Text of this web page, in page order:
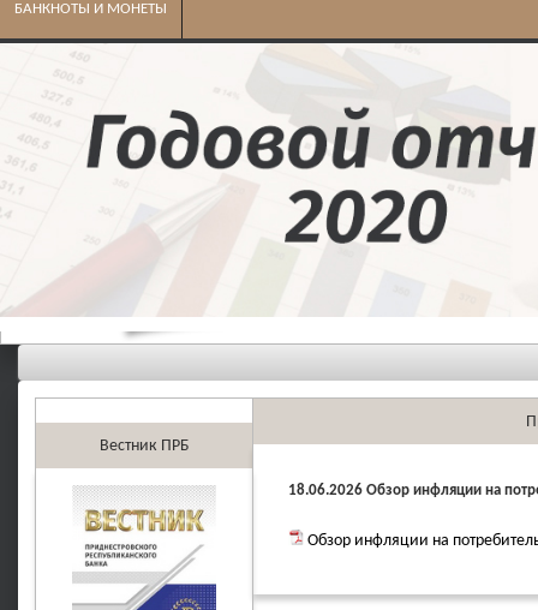
БАНКНОТЫ И МОНЕТЫ
Вестник ПРБ
18.06.2026 Обзор инфляции на
Обзор инфляции на